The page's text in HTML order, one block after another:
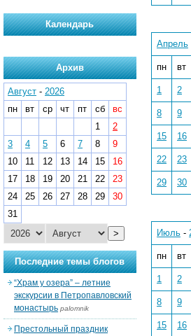
Апрель
пн вт
1 2
8 9
15 16
22 23
29 30
Июль -
пн вт
1 2
8 9
15 16
Календарь
Архив
Август - 2026
пн
вт ср чт пт сб
вс
1
2
3
4 5 6 7 8
9
10
11 12 13 14 15
16
17
18 19 20 21 22
23
24
25 26 27 28 29
30
31
>
Последние темы блогов
“Храм у озера” – летние
экскурсии в Петропавловский
монастырь palomnik
Престольный праздник